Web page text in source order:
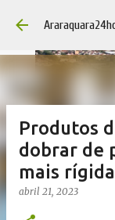
Produtos
dobrar de
mais
abril 21, 2023